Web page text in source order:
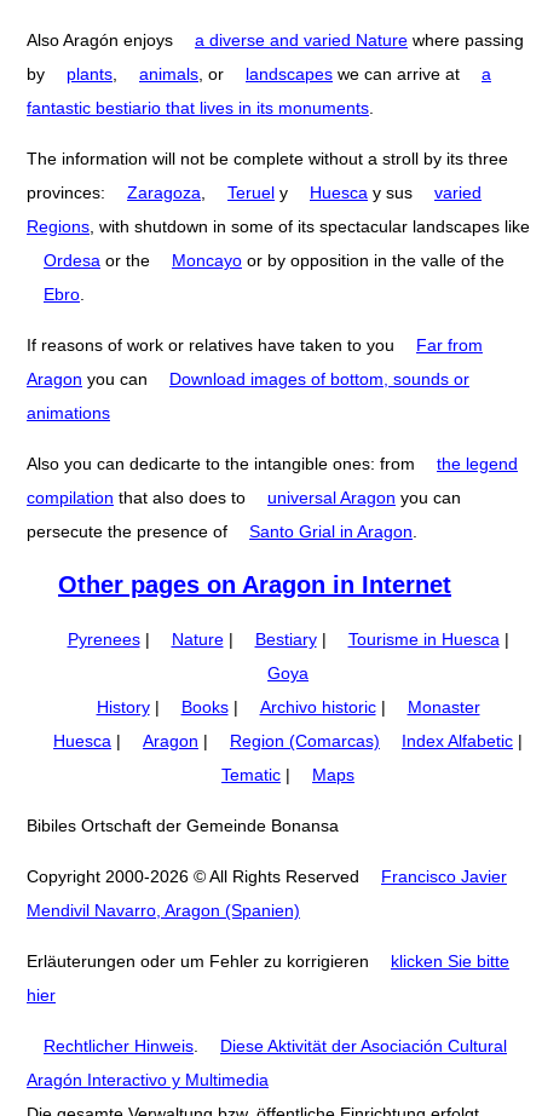
Also Aragón enjoys a diverse and varied Nature where passing
by
plants animals , or landscapes we can arrive at
a
fantastic bestiario that lives in its monuments
The information will not be complete without a stroll by its three
provinces:
Zaragoza Teruel y Huesca y sus
varied
Regions , with shutdown in some of its spectacular landscapes like
Ordesa or the Moncayo or by opposition in the valle of the
Ebro
If reasons of work or relatives have taken to you
Far from
Aragon you can
Download images of bottom, sounds or
animations
Also you can dedicarte to the intangible ones: from
the legend
compilation that also does to universal Aragon you can
persecute the presence of
Santo Grial in Aragon
Other pages on Aragon in Internet
Pyrenees| Nature| Bestiary| Tourisme in Huesca |
Goya
History| Books| Archivo historic|
Monaster
Huesca | Aragon | Region (Comarcas) Index Alfabetic |
Tematic | Maps
Bibiles Ortschaft der Gemeinde Bonansa
Copyright 2000-2026 © All Rights Reserved
Francisco Javier
Mendivil Navarro, Aragon (Spanien)
Erläuterungen oder um Fehler zu korrigieren
klicken Sie bitte
hier
Rechtlicher Hinweis
Diese Aktivität der Asociación Cultural
Aragón Interactivo y Multimedia